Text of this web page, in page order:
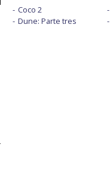
Coco 2
Dune: Parte tres